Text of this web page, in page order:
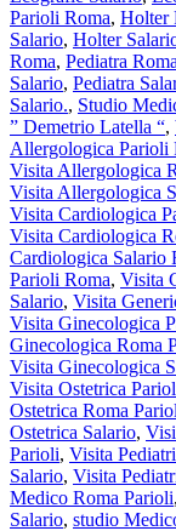
Parioli Roma, Holter
Salario, Holter
Roma, Pediatra
Salario, Pediatra
Salario., Studio
” Demetrio Latella “,
Allergologica Parioli
Visita Allergologica
Visita Allergologica
Visita Cardiologica
Visita Cardiologica
Cardiologica Salario
Parioli Roma, Visita
Salario, Visita
Visita Ginecologica
Ginecologica Roma
Visita Ginecologica
Visita Ostetrica
Ostetrica Roma
Ostetrica Salario,
Parioli, Visita
Salario, Visita
Medico Roma Parioli,
Salario, studio